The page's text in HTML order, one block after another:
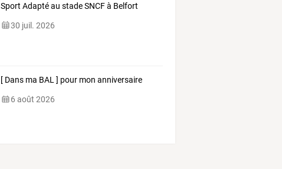
Sport Adapté au stade SNCF à Belfort
30 juil. 2026
[ Dans ma BAL ] pour mon anniversaire
6 août 2026